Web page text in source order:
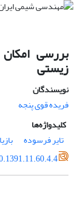
بررسی
زیستی
نویسندگان
فریده قوی پنجه
کلیدواژه‌ها
تایر فرسوده